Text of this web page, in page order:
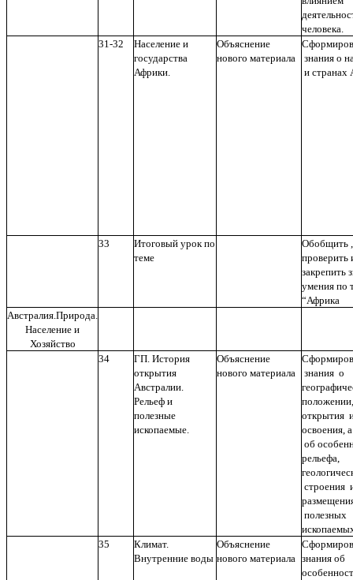
человека.
31-32
Население и
государства
Африки.
Объяснение
нового материала
знания о
и странах
33
Итоговый урок по
теме
Обобщить ,
проверить
закрепить
умения по
“Африка
Австралия.Природа.
Население и
Хозяйство
34
ГП. История
открытия
Австралии.
Рельеф и
полезные
ископаемые.
Объяснение
нового материала
знания о
открытия
освоения,
об
рельефа,
строения
полезных
35
Климат.
Внутренние воды
Объяснение
нового материала знания об